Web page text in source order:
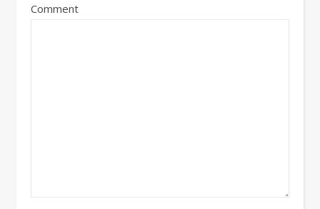
Comment